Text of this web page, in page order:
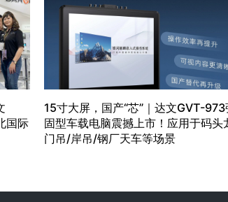
国际
15寸大屏，国产“芯”｜达文GVT-973
固型车载电脑震撼上市！应用于码头
门吊/岸吊/钢厂天车等场景